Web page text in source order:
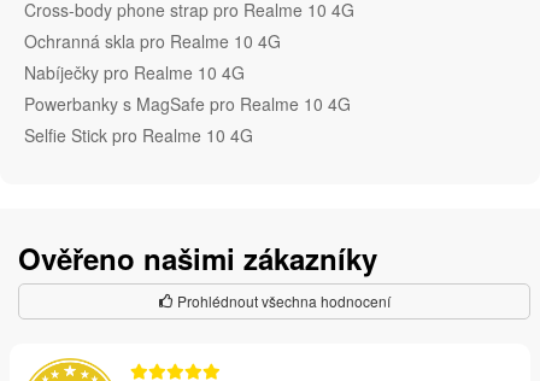
Cross-body phone strap pro Realme 10 4G
Ochranná skla pro Realme 10 4G
Nabíječky pro Realme 10 4G
Powerbanky s MagSafe pro Realme 10 4G
Selfie Stick pro Realme 10 4G
Ověřeno našimi zákazníky
Prohlédnout všechna hodnocení